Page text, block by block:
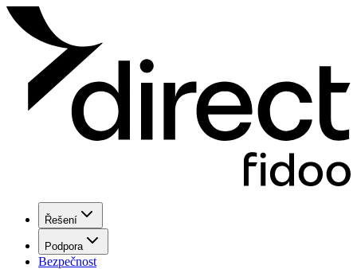
Řešení
Podpora
Bezpečnost